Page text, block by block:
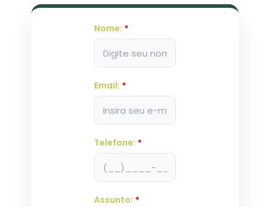
Nome: *
Email: *
Telefone: *
Assunto: *